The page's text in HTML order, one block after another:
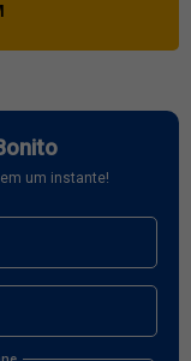
um instante!